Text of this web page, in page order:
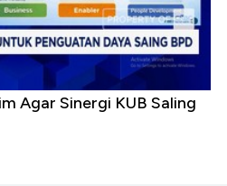
Agar Sinergi KUB Saling